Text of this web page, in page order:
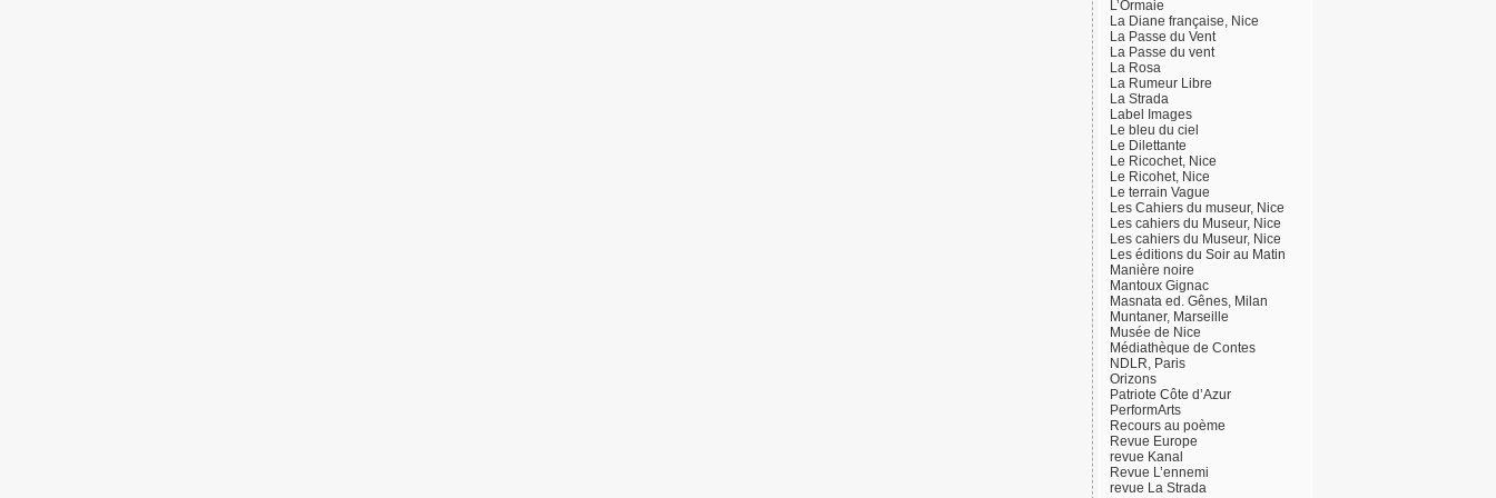
L’Ormaie
La Diane française, Nice
La Passe du Vent
La Passe du vent
La Rosa
La Rumeur Libre
La Strada
Label Images
Le bleu du ciel
Le Dilettante
Le Ricochet, Nice
Le Ricohet, Nice
Le terrain Vague
Les Cahiers du museur, Nice
Les cahiers du Museur, Nice
Les cahiers du Museur, Nice
Les éditions du Soir au Matin
Manière noire
Mantoux Gignac
Masnata ed. Gênes, Milan
Muntaner, Marseille
Musée de Nice
Médiathèque de Contes
NDLR, Paris
Orizons
Patriote Côte d’Azur
PerformArts
Recours au poème
Revue Europe
revue Kanal
Revue L’ennemi
revue La Strada